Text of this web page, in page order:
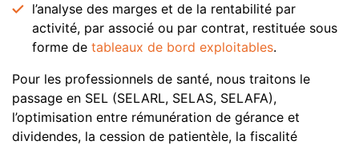
l’analyse des marges et de la rentabilité par
activité, par associé ou par contrat, restituée sous
forme de tableaux de bord exploitables.
Pour les professionnels de santé, nous traitons le
passage en SEL (SELARL, SELAS, SELAFA),
l’optimisation entre rémunération de gérance et
dividendes, la cession de patientèle, la fiscalité